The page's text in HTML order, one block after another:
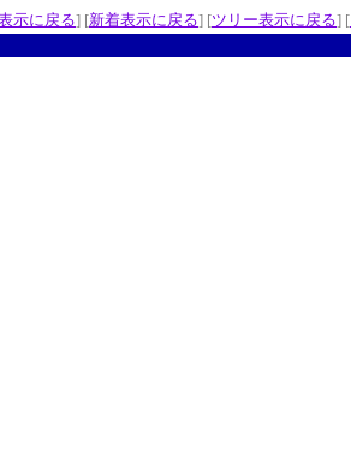
示に戻る] [新着表示に戻る] [ツリー表示に戻る] [